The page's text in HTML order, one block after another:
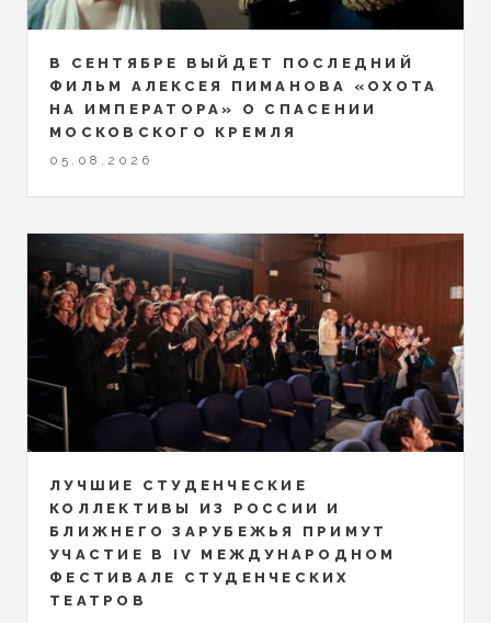
В СЕНТЯБРЕ ВЫЙДЕТ ПОСЛЕДНИЙ
ФИЛЬМ АЛЕКСЕЯ ПИМАНОВА «ОХОТА
НА ИМПЕРАТОРА» О СПАСЕНИИ
МОСКОВСКОГО КРЕМЛЯ
05.08.2026
ЛУЧШИЕ СТУДЕНЧЕСКИЕ
КОЛЛЕКТИВЫ ИЗ РОССИИ И
БЛИЖНЕГО ЗАРУБЕЖЬЯ ПРИМУТ
УЧАСТИЕ В IV МЕЖДУНАРОДНОМ
ФЕСТИВАЛЕ СТУДЕНЧЕСКИХ
ТЕАТРОВ